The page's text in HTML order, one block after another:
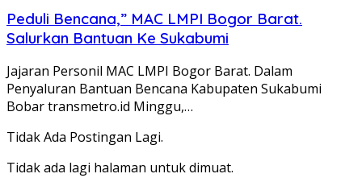
Peduli Bencana,” MAC LMPI Bogor Barat.
Salurkan Bantuan Ke Sukabumi
Jajaran Personil MAC LMPI Bogor Barat. Dalam
Penyaluran Bantuan Bencana Kabupaten Sukabumi
Bobar transmetro.id Minggu,…
Tidak Ada Postingan Lagi.
Tidak ada lagi halaman untuk dimuat.